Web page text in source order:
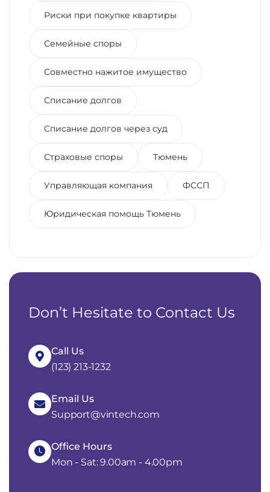
Риски при покупке квартиры
Семейные споры
Совместно нажитое имущество
Списание долгов
Списание долгов через суд
Страховые споры Тюмень
Управляющая компания ФССП
Юридическая помощь Тюмень
Don’t Hesitate to Contact Us
Call Us
(123) 213-1232
Email Us
Support@vintech.com
Office Hours
Mon - Sat: 9.00am - 4.00pm